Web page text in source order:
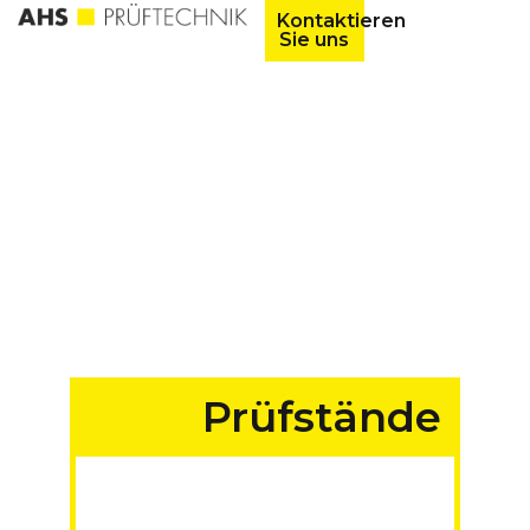
Kontaktieren
Sie uns
Prüfstände